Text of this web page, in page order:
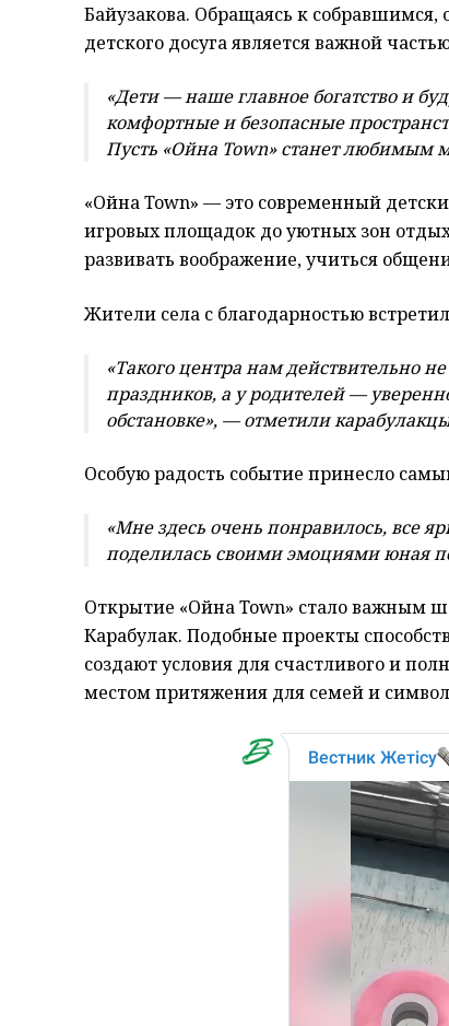
Байузакова. Обращаясь к
детского досуга является важной
«Дети — наше главное богатство и
комфортные и безопасные
Пусть «Ойна Town» станет любимым
«Ойна Town» — это современный
игровых площадок до уютных зон
развивать воображение, учиться
Жители села с благодарностью
«Такого центра нам действительно
праздников, а у родителей —
обстановке», — отметили
Особую радость событие принесло
«Мне здесь очень понравилось, все
поделилась своими эмоциями юная
Открытие «Ойна Town» стало важным
Карабулак. Подобные проекты
создают условия для счастливого и
местом притяжения для семей и